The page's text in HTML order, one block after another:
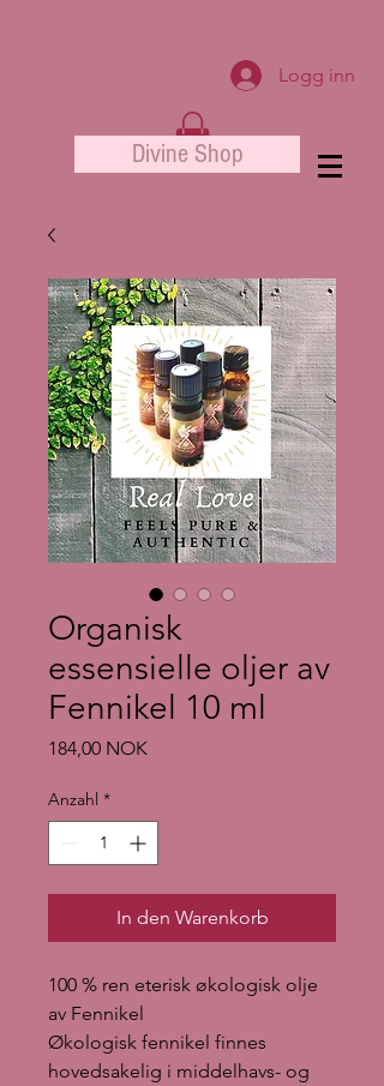
Logg inn
Divine Shop
Organisk
essensielle oljer av
Fennikel 10 ml
184,00 NOKPreis
Anzahl *
In den Warenkorb
100 % ren eterisk økologisk olje
av Fennikel
Økologisk fennikel finnes
hovedsakelig i middelhavs- og